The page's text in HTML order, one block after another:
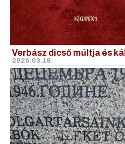
Verbász dicső múltja és
2026.03.18.